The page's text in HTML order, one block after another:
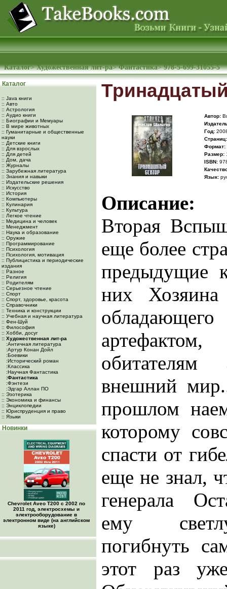
Каталог>Художественная лит-ра>Фантастика>978-5-699-31055-5
Каталог
:: Java книги
:: Авто
:: Астрология
:: Аудио книги
:: Биографии и Мемуары
:: В мире животных
:: Гуманитарные и общественные
науки
:: Детские книги
:: Для взрослых
:: Для детей
:: Дом, дача
:: Журналы
:: Зарубежная литература
:: Знания и навыки
:: Издательские решения
:: Искусство
:: История
:: Компьютеры
:: Кулинария
:: Культура
:: Легкое чтение
:: Медицина и человек
:: Менеджмент
:: Наука и образование
:: Оружие
:: Программирование
:: Психология
:: Психология, мотивация
:: Публицистика и периодические
издания
:: Разное
:: Религия
:: Родителям
:: Серьезное чтение
:: Спорт
:: Спорт, здоровье, красота
:: Справочники
:: Техника и конструкции
:: Учебная и научная литература
:: Фен-Шуй
:: Философия
:: Хобби, досуг
:: Художественная лит-ра
:Античная литература
:Артур Конан Дойл
:Боевики
:Исторический роман
:Классика
:Научная Фантастика
:Фантастика
:Фэнтези
:Эдгар Аллан ПО
:: Эзотерика
:: Экономика и финансы
:: Энциклопедии
:: Юриспруденция и право
:: Языки
Новинки
Chevrolet Aveo Т200 с 2002 по
2011 год, электросхемы и
электрооборудование в
электронном виде (на английском
языке)
Автор:
Год:
Cтраниц:
Формат:
Размер:
ISBN:
Язык:
Описание:
Вторая
еще более
предыдущие
них
внешний
прошлом
которому
спасти от
еще не знал,
генерала
ему
погибнуть
этот раз